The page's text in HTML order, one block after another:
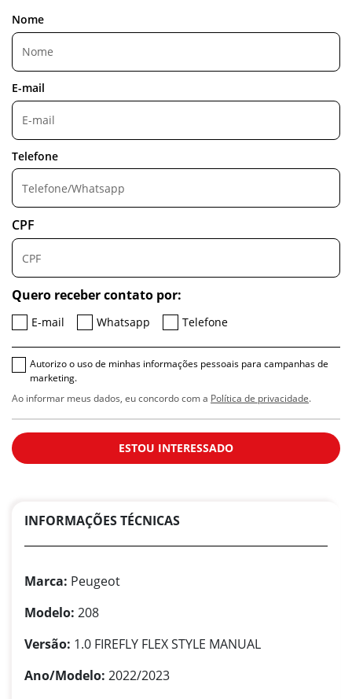
Nome
E-mail
Telefone
CPF
Quero receber contato por:
E-mail Whatsapp Telefone
Autorizo o uso de minhas informações pessoais para campanhas de
marketing.
Ao informar meus dados, eu concordo com a Política de privacidade.
ESTOU INTERESSADO
INFORMAÇÕES TÉCNICAS
Marca: Peugeot
Modelo: 208
Versão: 1.0 FIREFLY FLEX STYLE MANUAL
Ano/Modelo: 2022/2023